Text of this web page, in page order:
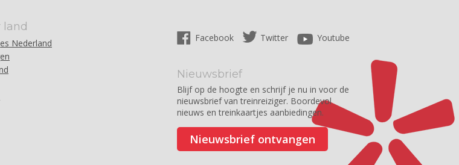
land
Nederland
Facebook Twitter Youtube
Nieuwsbrief
Blijf op de hoogte en schrijf je nu in voor de
nieuwsbrief van treinreiziger. Boordevol
nieuws en treinkaartjes aanbiedingen.
Nieuwsbrief ontvangen